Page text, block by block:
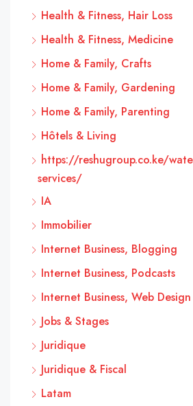
Health & Fitness, Hair Loss
Health & Fitness, Medicine
Home & Family, Crafts
Home & Family, Gardening
Home & Family, Parenting
Hôtels & Living
https://reshugroup.co.ke/
services/
IA
Immobilier
Internet Business, Blogging
Internet Business, Podcasts
Internet Business, Web Design
Jobs & Stages
Juridique
Juridique & Fiscal
Latam